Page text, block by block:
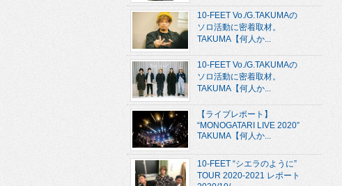
10-FEET Vo./G.TAKUMAの
ソロ活動に密着取材。
TAKUMA【何人か...
10-FEET Vo./G.TAKUMAの
ソロ活動に密着取材。
TAKUMA【何人か...
【ライブレポート】
“MONOGATARI LIVE 2020”
TAKUMA【何人か...
10-FEET “シエラのように”
TOUR 2020-2021 レポート